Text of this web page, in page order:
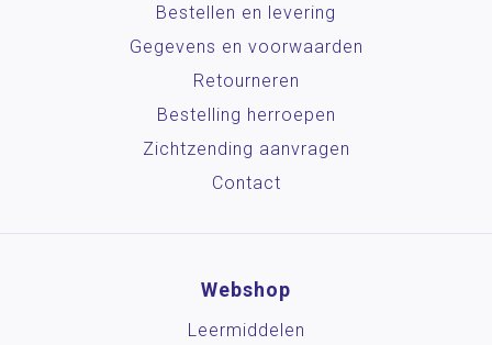
Bestellen en levering
Gegevens en voorwaarden
Retourneren
Bestelling herroepen
Zichtzending aanvragen
Contact
Webshop
Leermiddelen